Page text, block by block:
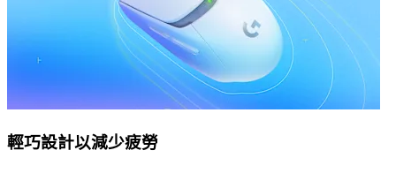
輕巧設計以減少疲勞